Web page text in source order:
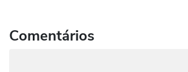
Comentários